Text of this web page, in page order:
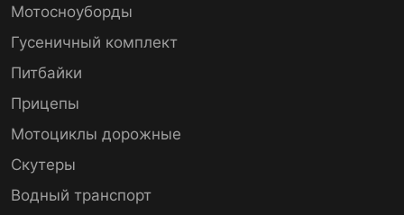
Мотосноуборды
Гусеничный комплект
Питбайки
Прицепы
Мотоциклы дорожные
Скутеры
Водный транспорт